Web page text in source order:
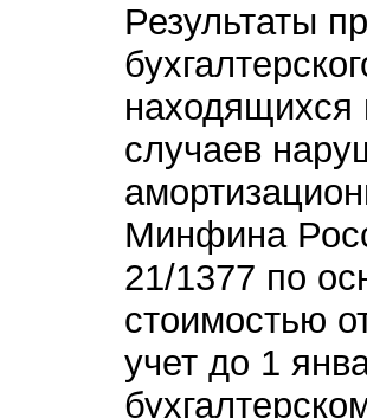
Результаты
находящихся
случаев
Минфина
21/1377 по
стоимостью
учет до 1